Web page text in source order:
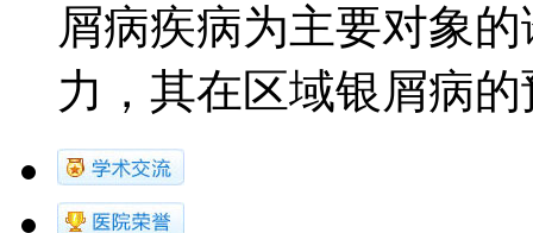
屑病疾病为主要对象
力，其在区域银屑病的